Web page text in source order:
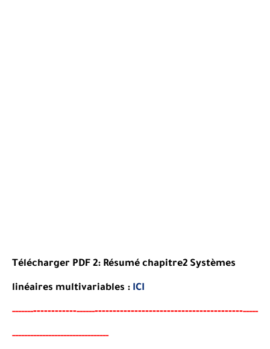
Télécharger PDF 2: Résumé chapitre2 Systèmes
linéaires multivariables : ICI
-----------------------------------------------------------------------
--------------------------------